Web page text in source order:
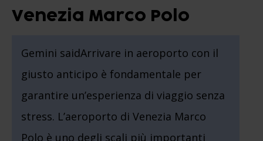
Venezia Marco Polo
Gemini saidArrivare in aeroporto con il
giusto anticipo è fondamentale per
garantire un’esperienza di viaggio senza
stress. L’aeroporto di Venezia Marco
Polo è uno degli scali più importanti